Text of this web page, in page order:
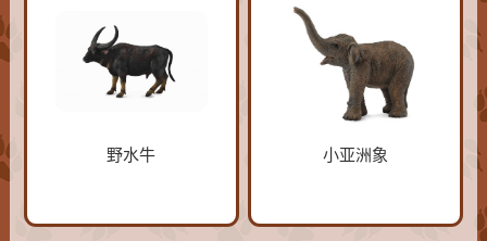
野水牛 小亚洲象